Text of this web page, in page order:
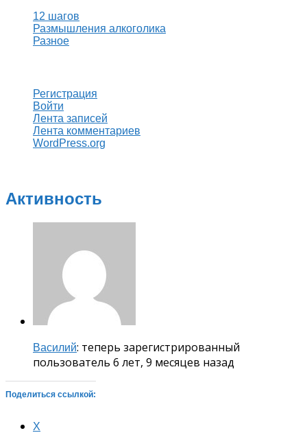
12 шагов
Размышления алкоголика
Разное
Регистрация
Войти
Лента записей
Лента комментариев
WordPress.org
Активность
Василий: теперь зарегистрированный
пользователь 6 лет, 9 месяцев назад
Поделиться ссылкой:
X